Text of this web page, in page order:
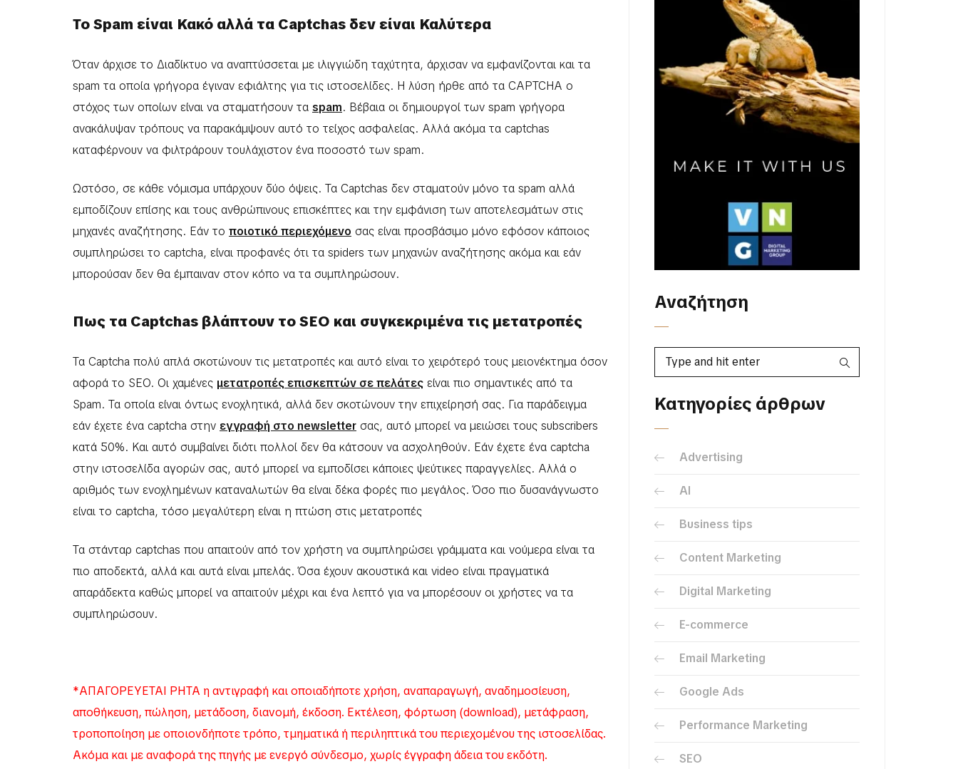
Το Spam είναι Κακό αλλά τα Captchas δεν είναι Καλύτερα
Όταν άρχισε το Διαδίκτυο να αναπτύσσεται με ιλιγγιώδη ταχύτητα, άρχισαν να εμφανίζονται και τα
spam τα οποία γρήγορα έγιναν εφιάλτης για τις ιστοσελίδες. Η λύση ήρθε από τα CAPTCHA ο
στόχος των οποίων είναι να σταματήσουν τα spam. Βέβαια οι δημιουργοί των spam γρήγορα
ανακάλυψαν τρόπους να παρακάμψουν αυτό το τείχος ασφαλείας. Αλλά ακόμα τα captchas
καταφέρνουν να φιλτράρουν τουλάχιστον ένα ποσοστό των spam.
Ωστόσο, σε κάθε νόμισμα υπάρχουν δύο όψεις. Τα Captchas δεν σταματούν μόνο τα spam αλλά
εμποδίζουν επίσης και τους ανθρώπινους επισκέπτες και την εμφάνιση των αποτελεσμάτων στις
μηχανές αναζήτησης. Εάν το ποιοτικό περιεχόμενο σας είναι προσβάσιμο μόνο εφόσον κάποιος
συμπληρώσει το captcha, είναι προφανές ότι τα spiders των μηχανών αναζήτησης ακόμα και εάν
μπορούσαν δεν θα έμπαιναν στον κόπο να τα συμπληρώσουν.
Πως τα Captchas βλάπτουν το SEO και συγκεκριμένα τις μετατροπές
Τα Captcha πολύ απλά σκοτώνουν τις μετατροπές και αυτό είναι το χειρότερό τους μειονέκτημα όσον
αφορά το SEO. Οι χαμένες μετατροπές επισκεπτών σε πελάτες είναι πιο σημαντικές από τα
Spam. Τα οποία είναι όντως ενοχλητικά, αλλά δεν σκοτώνουν την επιχείρησή σας. Για παράδειγμα
εάν έχετε ένα captcha στην εγγραφή στο newsletter σας, αυτό μπορεί να μειώσει τους subscribers
κατά 50%. Και αυτό συμβαίνει διότι πολλοί δεν θα κάτσουν να ασχοληθούν. Εάν έχετε ένα captcha
στην ιστοσελίδα αγορών σας, αυτό μπορεί να εμποδίσει κάποιες ψεύτικες παραγγελίες. Αλλά ο
αριθμός των ενοχλημένων καταναλωτών θα είναι δέκα φορές πιο μεγάλος. Όσο πιο δυσανάγνωστο
είναι το captcha, τόσο μεγαλύτερη είναι η πτώση στις μετατροπές
Τα στάνταρ captchas που απαιτούν από τον χρήστη να συμπληρώσει γράμματα και νούμερα είναι τα
πιο αποδεκτά, αλλά και αυτά είναι μπελάς. Όσα έχουν ακουστικά και video είναι πραγματικά
απαράδεκτα καθώς μπορεί να απαιτούν μέχρι και ένα λεπτό για να μπορέσουν οι χρήστες να τα
συμπληρώσουν.
*ΑΠΑΓΟΡΕΥΕΤΑΙ ΡΗΤΑ η αντιγραφή και οποιαδήποτε χρήση, αναπαραγωγή, αναδημοσίευση,
αποθήκευση, πώληση, μετάδοση, διανομή, έκδοση. Εκτέλεση, φόρτωση (download), μετάφραση,
τροποποίηση με οποιονδήποτε τρόπο, τμηματικά ή περιληπτικά του περιεχομένου της ιστοσελίδας.
Ακόμα και με αναφορά της πηγής με ενεργό σύνδεσμο, χωρίς έγγραφη άδεια του εκδότη.
Αναζήτηση
Κατηγορίες άρθρων
Advertising
AI
Business tips
Content Marketing
Digital Marketing
E-commerce
Email Marketing
Google Ads
Performance Marketing
SEO